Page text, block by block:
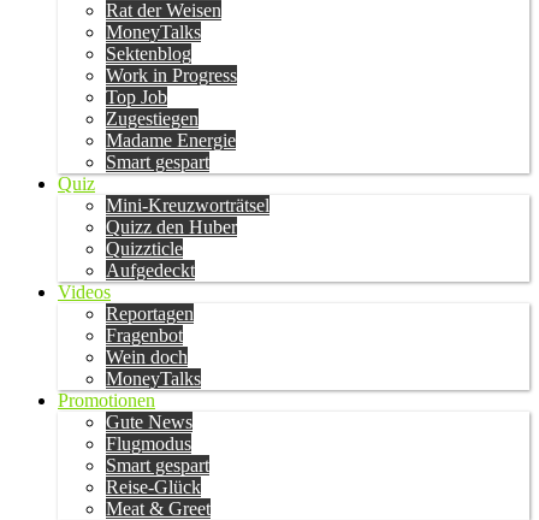
Rat der Weisen
MoneyTalks
Sektenblog
Work in Progress
Top Job
Zugestiegen
Madame Energie
Smart gespart
Quiz
Mini-Kreuzworträtsel
Quizz den Huber
Quizzticle
Aufgedeckt
Videos
Reportagen
Fragenbot
Wein doch
MoneyTalks
Promotionen
Gute News
Flugmodus
Smart gespart
Reise-Glück
Meat & Greet